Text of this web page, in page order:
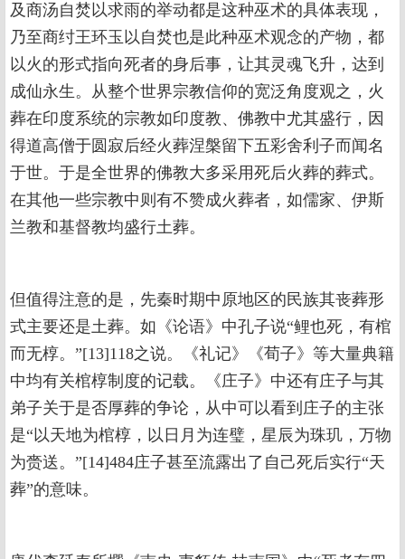
及商汤自焚以求雨的举动都是这种巫术的具体表现，
乃至商纣王环玉以自焚也是此种巫术观念的产物，都
以火的形式指向死者的身后事，让其灵魂飞升，达到
成仙永生。从整个世界宗教信仰的宽泛角度观之，火
葬在印度系统的宗教如印度教、佛教中尤其盛行，因
得道高僧于圆寂后经火葬涅槃留下五彩舍利子而闻名
于世。于是全世界的佛教大多采用死后火葬的葬式。
在其他一些宗教中则有不赞成火葬者，如儒家、伊斯
兰教和基督教均盛行土葬。
但值得注意的是，先秦时期中原地区的民族其丧葬形
式主要还是土葬。如《论语》中孔子说“鲤也死，有棺
而无椁。”[13]118之说。《礼记》《荀子》等大量典籍
中均有关棺椁制度的记载。《庄子》中还有庄子与其
弟子关于是否厚葬的争论，从中可以看到庄子的主张
是“以天地为棺椁，以日月为连璧，星辰为珠玑，万物
为赍送。”[14]484庄子甚至流露出了自己死后实行“天
葬”的意味。